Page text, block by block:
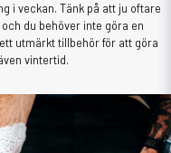
i veckan. Tänk på att ju oftare
du behöver inte göra en
utmärkt tillbehör för att göra
vintertid.